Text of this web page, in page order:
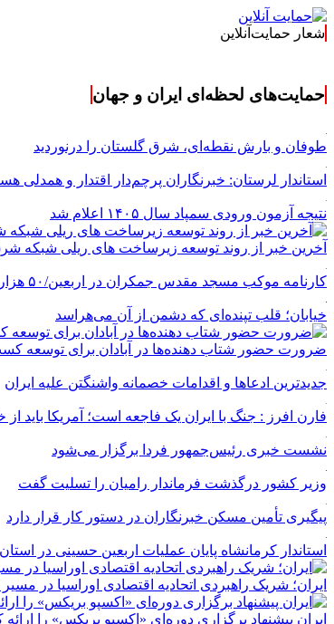
شعار حمایت‌آنلاین
حمایت‌های لحظه‌ای ایران و جهان
طوفان و بارش نقطه‌ای، شرق گلستان را درنوردید
استاندار لرستان: خبرنگاران پرچم‌دار اقتدار و همدلی
نتیجه آزمون ورودی سمپاد سال ۱۴۰۵ اعلام شد
آخرین خبر از روند توسعه زیرساخت های ریلی شبکه
کارنامه موکب مسجد مقدس جمکران در اربعین/۵۰ هزار پرس غذای روزانه
خیابان؛ قلب تپنده‌ای که دشمن از آن می‌هراسد
ضرورت حضور شتاب ‌دهنده‌ها در آبادان برای توسعه
جدیدترین ادعاها و اقدامات خصمانه واشنگتن علیه ایران
فارن افرز : جنگ با ایران یک فاجعه است؛ آمریکا باید از
نشست خبری رئیس‌جمهور فردا برگزار می‌شود
وزیر کشور درگذشت فرماندار رامیان را تسلیت گفت
پیگیری تأمین مسکن خبرنگاران در دستور کار قرار دارد
استاندار کرمانشاه پایان عملیات اربعین حسینی در
ایران؛ شریک راهبردی اتحادیه اقتصادی اوراسیا در
ایران پیشنهاد برگزاری دوره‌ای «اکسپو بریکس» را ارائه